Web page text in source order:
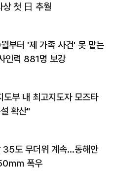
상 첫 日 추월
부터 '제 가족 사건' 못 맡는
인력 881명 보강
도부 내 최고지도자 모즈타
확산"
35도 무더위 계속…동해안
㎜ 폭우